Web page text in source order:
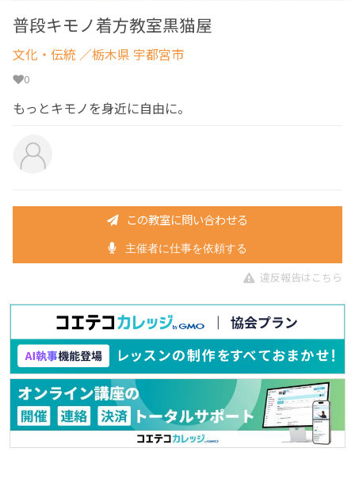
普段キモノ着方教室黒猫屋
文化・伝統 ／栃木県 宇都宮市
0
もっとキモノを身近に自由に。
この教室に問い合わせる
主催者に仕事を依頼する
違反報告はこちら